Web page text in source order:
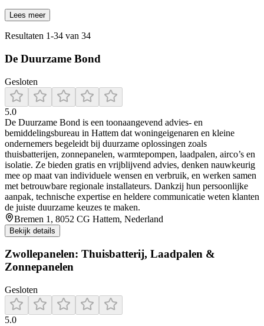
Lees meer
Resultaten 1-34 van 34
De Duurzame Bond
Gesloten
5.0
De Duurzame Bond is een toonaangevend advies- en
bemiddelingsbureau in Hattem dat woningeigenaren en kleine
ondernemers begeleidt bij duurzame oplossingen zoals
thuisbatterijen, zonnepanelen, warmtepompen, laadpalen, airco’s en
isolatie. Ze bieden gratis en vrijblijvend advies, denken nauwkeurig
mee op maat van individuele wensen en verbruik, en werken samen
met betrouwbare regionale installateurs. Dankzij hun persoonlijke
aanpak, technische expertise en heldere communicatie weten klanten
de juiste duurzame keuzes te maken.
Bremen 1, 8052 CG Hattem, Nederland
Bekijk details
Zwollepanelen: Thuisbatterij, Laadpalen &
Zonnepanelen
Gesloten
5.0